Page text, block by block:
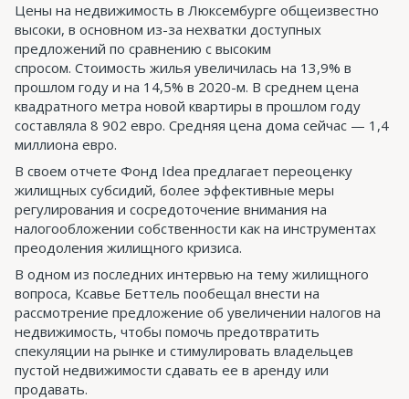
Цены на недвижимость в Люксембурге общеизвестно
высоки, в основном из-за нехватки доступных
предложений по сравнению с высоким
спросом. Стоимость жилья увеличилась на 13,9% в
прошлом году и на 14,5% в 2020-м. В среднем цена
квадратного метра новой квартиры в прошлом году
составляла 8 902 евро. Средняя цена дома сейчас — 1,4
миллиона евро.
В своем отчете Фонд Idea предлагает переоценку
жилищных субсидий, более эффективные меры
регулирования и сосредоточение внимания на
налогообложении собственности как на инструментах
преодоления жилищного кризиса.
В одном из последних интервью на тему жилищного
вопроса, Ксавье Беттель пообещал внести на
рассмотрение предложение об увеличении налогов на
недвижимость, чтобы помочь предотвратить
спекуляции на рынке и стимулировать владельцев
пустой недвижимости сдавать ее в аренду или
продавать.